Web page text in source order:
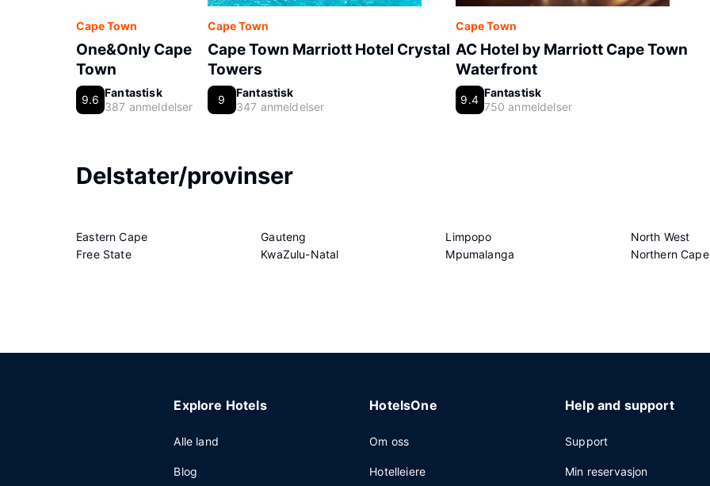
Cape Town
One&Only Cape
Town
9.6
Fantastisk
387 anmeldelser
Cape Town
Cape Town Marriott Hotel Crystal
Towers
9
Fantastisk
347 anmeldelser
Cape Town
AC Hotel by Marriott Cape Town
Waterfront
9.4
Fantastisk
750 anmeldelser
Delstater/provinser
Eastern Cape
Free State
Gauteng
KwaZulu-Natal
Limpopo
Mpumalanga
North West
Northern Cape
Explore Hotels
Alle land
Blog
HotelsOne
Om oss
Hotelleiere
Help and support
Support
Min reservasjon